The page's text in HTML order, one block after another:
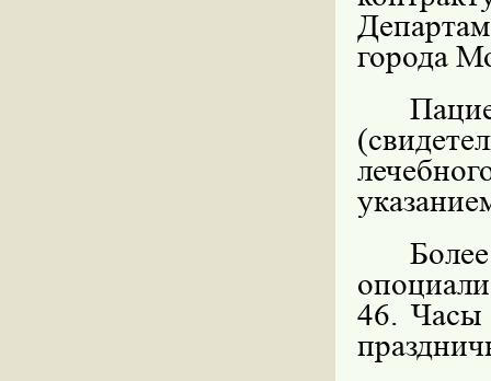
города
46. Часы